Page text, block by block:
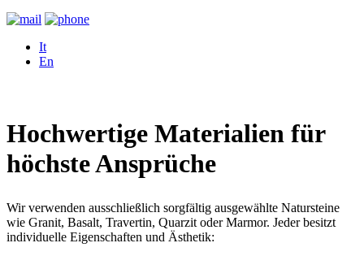
It
En
Hochwertige Materialien für
höchste Ansprüche
Wir verwenden ausschließlich sorgfältig ausgewählte Natursteine
wie Granit, Basalt, Travertin, Quarzit oder Marmor. Jeder besitzt
individuelle Eigenschaften und Ästhetik: